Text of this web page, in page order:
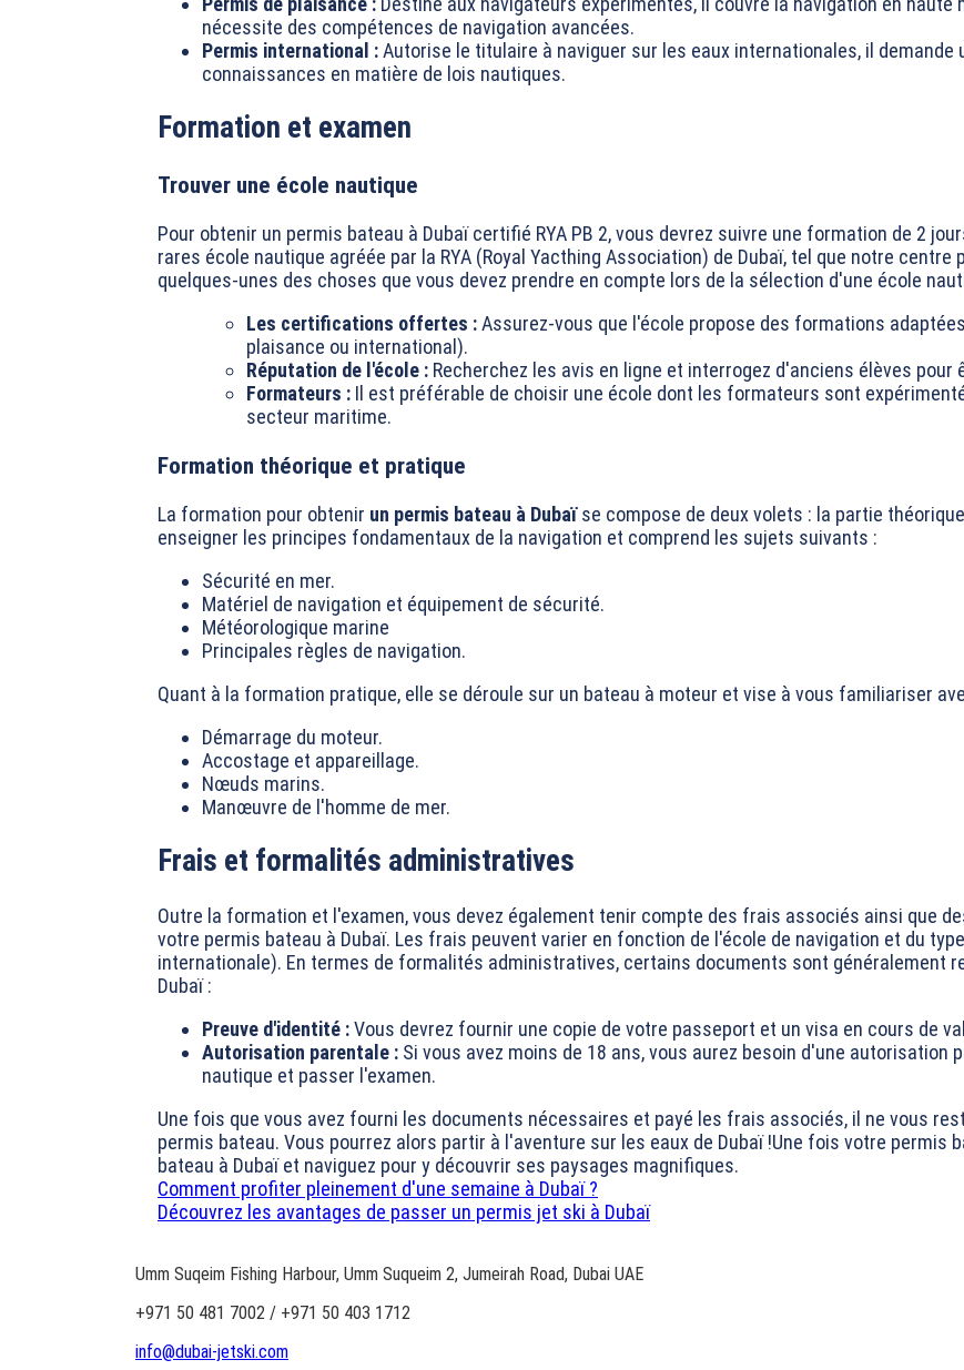
nécessite des compétences de navigation avancées.
Permis international :Autorise le titulaire à naviguer sur les eaux internationales, il demande
connaissances en matière de lois nautiques.
Formation et examen
Trouver une école nautique
Pour obtenir un permis bateau à Dubaï certifié RYA PB 2, vous devrez suivre une formation de 2
rares école nautique agréée par la RYA (Royal Yacthing Association) de Dubaï, tel que notre
quelques-unes des choses que vous devez prendre en compte lors de la sélection d'une école
Les certifications offertes :Assurez-vous que l'école propose des formations
plaisance ou international).
Réputation de l'école : Recherchez les avis en ligne et interrogez d'anciens élèves
Formateurs : Il est préférable de choisir une école dont les formateurs sont
secteur maritime.
Formation théorique et pratique
La formation pour obtenir un permis bateau à Dubaïse compose de deux volets : la partie
enseigner les principes fondamentaux de la navigation et comprend les sujets suivants :
Sécurité en mer.
Matériel de navigation et équipement de sécurité.
Météorologique marine
Principales règles de navigation.
Quant à la formation pratique, elle se déroule sur un bateau à moteur et vise à vous familiariser
Démarrage du moteur.
Accostage et appareillage.
Nœuds marins.
Manœuvre de l'homme de mer.
Frais et formalités administratives
Outre la formation et l'examen, vous devez également tenir compte des frais associés ainsi que
votre permis bateau à Dubaï. Les frais peuvent varier en fonction de l'école de navigation et du
internationale). En termes de formalités administratives, certains documents sont généralement
Dubaï :
Preuve d'identité :Vous devrez fournir une copie de votre passeport et un visa en cours de
Autorisation parentale : Si vous avez moins de 18 ans, vous aurez besoin d'une
nautique et passer l'examen.
Une fois que vous avez fourni les documents nécessaires et payé les frais associés, il ne vous
permis bateau. Vous pourrez alors partir à l'aventure sur les eaux de Dubaï !Une fois votre permis
bateau à Dubaï et naviguez pour y découvrir ses paysages magnifiques.
Comment profiter pleinement d'une semaine à Dubaï ?
Découvrez les avantages de passer un permis jet ski à Dubaï
Umm Suqeim Fishing Harbour, Umm Suqueim 2, Jumeirah Road, Dubai UAE
+971 50 481 7002 / +971 50 403 1712
info@dubai-jetski.com